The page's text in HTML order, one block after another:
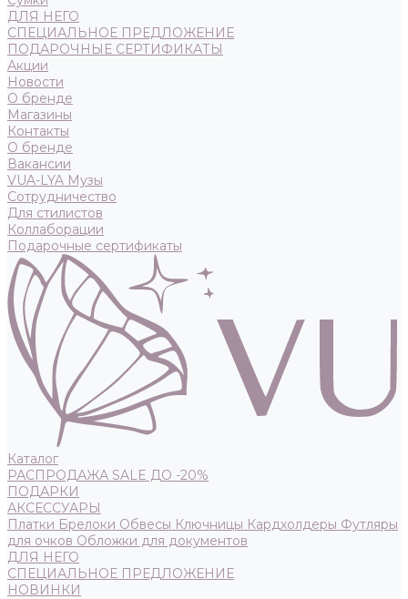
ДЛЯ НЕГО
СПЕЦИАЛЬНОЕ ПРЕДЛОЖЕНИЕ
ПОДАРОЧНЫЕ СЕРТИФИКАТЫ
Акции
Новости
О бренде
Магазины
Контакты
О бренде
Вакансии
VUA-LYA Музы
Сотрудничество
Для стилистов
Коллаборации
Подарочные сертификаты
Каталог
РАСПРОДАЖА SALE ДО -20%
ПОДАРКИ
АКСЕССУАРЫ
Платки Брелоки Обвесы Ключницы Кардхолдеры Футляры
для очков Обложки для документов
ДЛЯ НЕГО
СПЕЦИАЛЬНОЕ ПРЕДЛОЖЕНИЕ
НОВИНКИ